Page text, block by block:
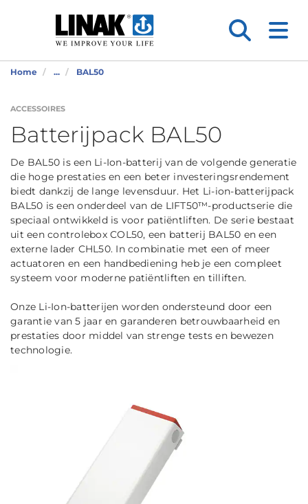
Home ... BAL50
ACCESSOIRES
Batterijpack BAL50
De BAL50 is een Li-Ion-batterij van de volgende generatie
die hoge prestaties en een beter investeringsrendement
biedt dankzij de lange levensduur. Het Li-ion-batterijpack
BAL50 is een onderdeel van de LIFT50™-productserie die
speciaal ontwikkeld is voor patiëntliften. De serie bestaat
uit een controlebox COL50, een batterij BAL50 en een
externe lader CHL50. In combinatie met een of meer
actuatoren en een handbediening heb je een compleet
systeem voor moderne patiëntliften en tilliften.
Onze Li-Ion-batterijen worden ondersteund door een
garantie van 5 jaar en garanderen betrouwbaarheid en
prestaties door middel van strenge tests en bewezen
technologie.